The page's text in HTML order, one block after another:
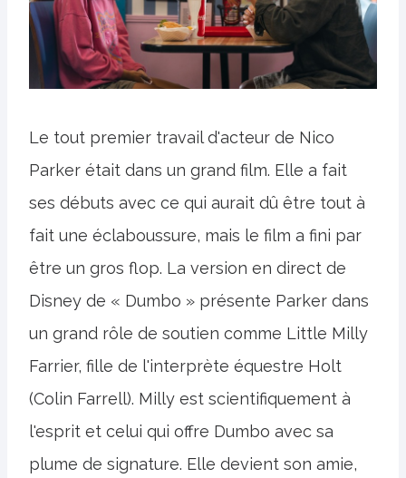
Le tout premier travail d'acteur de Nico
Parker était dans un grand film. Elle a fait
ses débuts avec ce qui aurait dû être tout à
fait une éclaboussure, mais le film a fini par
être un gros flop. La version en direct de
Disney de « Dumbo » présente Parker dans
un grand rôle de soutien comme Little Milly
Farrier, fille de l'interprète équestre Holt
(Colin Farrell). Milly est scientifiquement à
l'esprit et celui qui offre Dumbo avec sa
plume de signature. Elle devient son amie,